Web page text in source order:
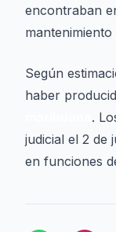
encontraban
Según
haber
.
judicial el 2 de
en funciones